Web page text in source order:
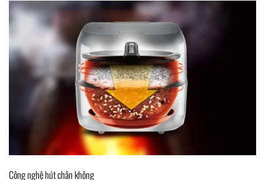
Công nghệ hút chân không